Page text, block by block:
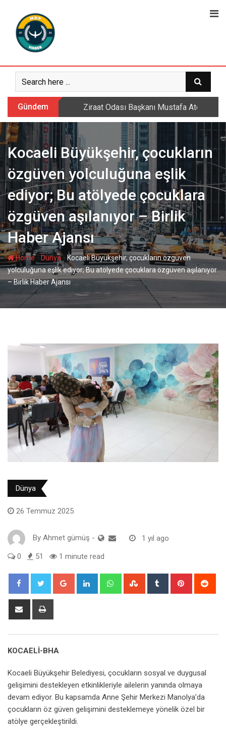
content
Gündem Sarıkamış’ta hanımlara yönelik
Kocaeli Büyükşehir, çocukların
özgüven yolculuğuna eşlik
ediyor; Bu atölyede çocuklara
özgüven aşılanıyor – Birlik
Haber Ajansı
Home-Dünya- Kocaeli Büyükşehir, çocukların özgüven
yolculuğuna eşlik ediyor; Bu atölyede çocuklara özgüven aşılanıyor
– Birlik Haber Ajansı
Dünya
26 Temmuz 2025
By Ahmet gümüş - 1 yıl ago
0 51 1 minute read
Google+ LinkedIn WhatsappStumbleUpon
Tumblr Pinterest
Share
KOCAELİ-BHA
Kocaeli Büyükşehir Belediyesi, çocukların sosyal ve duygusal
gelişimini destekleyen etkinlikleriyle ailelerin yanında olmaya
devam ediyor. Bu kapsamda Anne Şehir Merkezi Manolya’da
çocukların öz güven gelişimini desteklemeye yönelik özel bir
atölye gerçekleştirildi.